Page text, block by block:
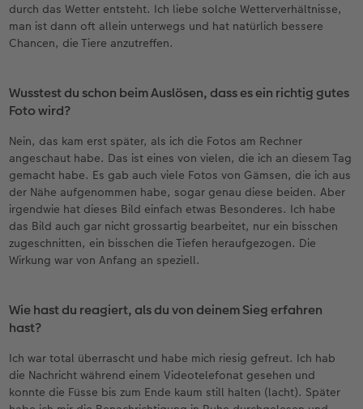
durch das Wetter entsteht. Ich liebe solche Wetterverhältnisse,
man ist dann oft allein unterwegs und hat natürlich bessere
Chancen, die Tiere anzutreffen.
Wusstest du schon beim Auslösen, dass es ein richtig gutes
Foto wird?
Nein, das kam erst später, als ich die Fotos am Rechner
angeschaut habe. Das ist eines von vielen, die ich an diesem Tag
gemacht habe. Es gab auch viele Fotos von Gämsen, die ich aus
der Nähe aufgenommen habe, sogar genau diese beiden. Aber
irgendwie hat dieses Bild einfach etwas Besonderes. Ich habe
das Bild auch gar nicht grossartig bearbeitet, nur ein bisschen
zugeschnitten, ein bisschen die Tiefen heraufgezogen. Die
Wirkung war von Anfang an speziell.
Wie hast du reagiert, als du von deinem Sieg erfahren
hast?
Ich war total überrascht und habe mich riesig gefreut. Ich hab
die Nachricht während einem Videotelefonat gesehen und
konnte die Füsse bis zum Ende kaum still halten (lacht). Später